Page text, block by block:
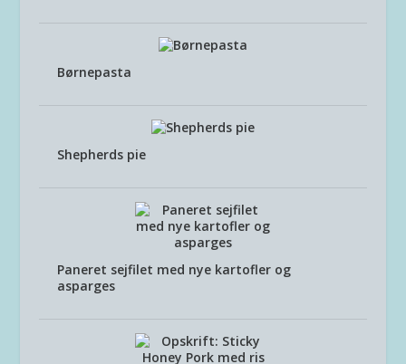
Børnepasta
Shepherds pie
Paneret sejfilet med nye kartofler og
asparges